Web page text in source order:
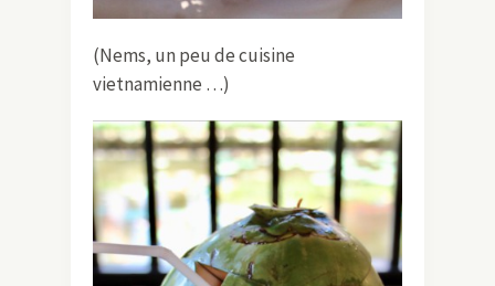
(Nems, un peu de cuisine
vietnamienne …)